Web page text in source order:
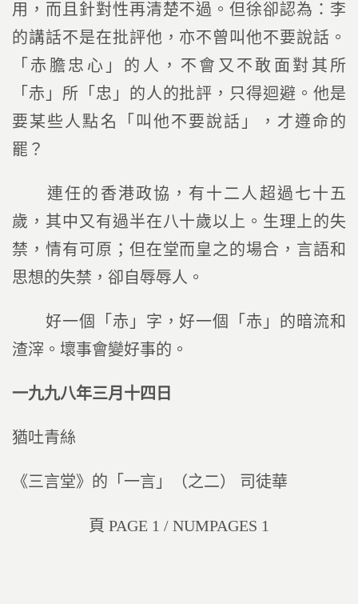
用，而且針對性再清楚不過。但徐卻認為：李
的講話不是在批評他，亦不曾叫他不要說話。
「赤膽忠心」的人，不會又不敢面對其所
「赤」所「忠」的人的批評，只得迴避。他是
要某些人點名「叫他不要說話」，才遵命的
罷？
連任的香港政協，有十二人超過七十五
歲，其中又有過半在八十歲以上。生理上的失
禁，情有可原；但在堂而皇之的場合，言語和
思想的失禁，卻自辱辱人。
好一個「赤」字，好一個「赤」的暗流和
渣滓。壞事會變好事的。
一九九八年三月十四日
猶吐青絲
《三言堂》的「一言」（之二） 司徒華
頁 PAGE 1 / NUMPAGES 1